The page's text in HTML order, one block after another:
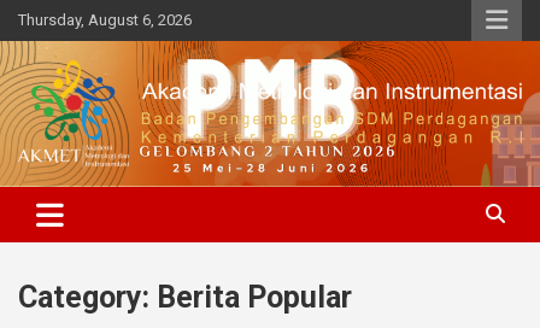
Skip
to
content
Thursday, August 6, 2026
Akademi Metrologi dan
Instrumenasi
BPSDMP, Kementerian Perdagangan R.I
Category: Berita Popular